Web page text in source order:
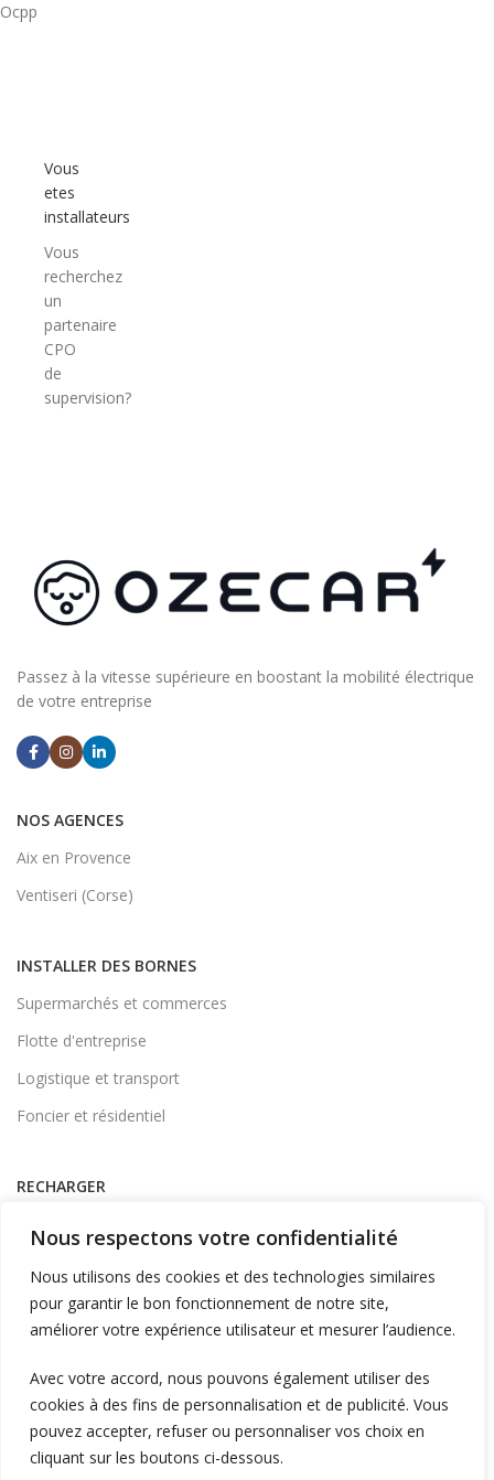
Nous respectons votre confidentialité
Nous utilisons des cookies et des technologies similaires
pour garantir le bon fonctionnement de notre site,
améliorer votre expérience utilisateur et mesurer l’audience.
Avec votre accord, nous pouvons également utiliser des
cookies à des fins de personnalisation et de publicité. Vous
pouvez accepter, refuser ou personnaliser vos choix en
cliquant sur les boutons ci-dessous.
Ocpp
Vous
etes
installateurs
Vous
recherchez
un
partenaire
CPO
de
supervision?
Passez à la vitesse supérieure en boostant la mobilité électrique
de votre entreprise
NOS AGENCES
Aix en Provence
Ventiseri (Corse)
INSTALLER DES BORNES
Supermarchés et commerces
Flotte d'entreprise
Logistique et transport
Foncier et résidentiel
RECHARGER
A Domicile
Télécharger l'application
LIENS UTILES
L'entreprise